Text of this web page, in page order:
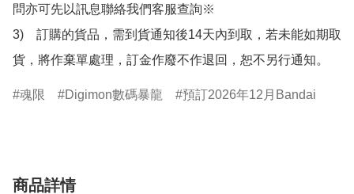
問亦可先以訊息聯絡我們客服查詢※
3)　訂購的貨品，需到貨通知後14天內到取，若未能如期取
貨，將作棄單處理，訂金作廢不作退回，恕不另行通知。
魂限 Digimon數碼暴龍 預訂2026年12月Bandai
商品詳情